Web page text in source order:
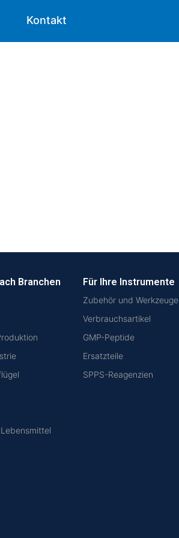
Kontakt
Branchen Für Ihre Instrumente
Zubehör und Werkzeuge
Verbrauchsartikel
GMP-Peptide
Ersatzteile
SPPS-Reagenzien